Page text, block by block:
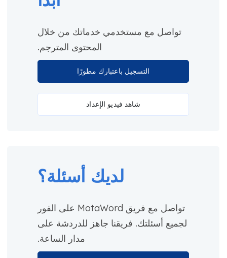
تواصل مع مستخدمي خدماتك من خلال
المحتوى المترجم.
التسجيل باعتبارك مطورًا
شاهد فيديو الإعداد
لديك أسئلة؟
تواصل مع فريق MotaWord على الفور
لجميع أسئلتك. فريقنا جاهز للدردشة على
مدار الساعة.